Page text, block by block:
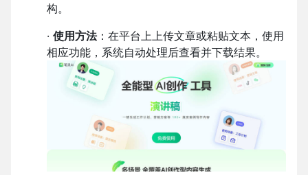
构。
· 使用方法：在平台上上传文章或粘贴文本，使用
相应功能，系统自动处理后查看并下载结果。